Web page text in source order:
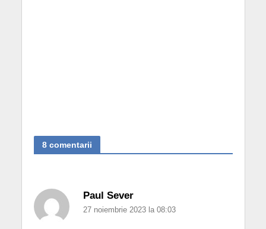
8 comentarii
Paul Sever
27 noiembrie 2023 la 08:03